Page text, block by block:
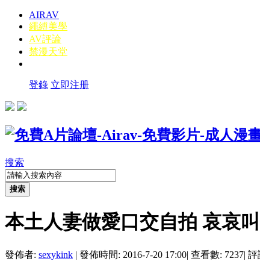
AIRAV
繩縛美學
AV評論
禁漫天堂
登錄 立即注册
搜索
搜索
本土人妻做愛口交自拍 哀哀叫
發佈者: sexykink | 發佈時間: 2016-7-20 17:00| 查看數: 7237| 評